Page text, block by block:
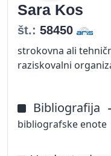
Sara Kos
št.: 58450
strokovna ali
raziskovalni
Bibliografija
bibliografske enote